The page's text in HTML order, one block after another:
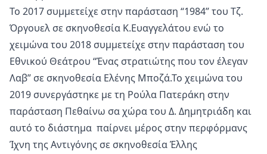
Το 2017 συμμετείχε στην παράσταση “1984” του Τζ.
Όργουελ σε σκηνοθεσία Κ.Ευαγγελάτου ενώ το
χειμώνα του 2018 συμμετείχε στην παράσταση του
Εθνικού Θεάτρου “Ένας στρατιώτης που τον έλεγαν
Λαβ” σε σκηνοθεσία Ελένης Μποζά.Το χειμώνα του
2019 συνεργάστηκε με τη Ρούλα Πατεράκη στην
παράσταση Πεθαίνω σα χώρα του Δ. Δημητριάδη και
αυτό το διάστημα παίρνει μέρος στην περφόρμανς
Ίχνη της Αντιγόνης σε σκηνοθεσία Έλλης